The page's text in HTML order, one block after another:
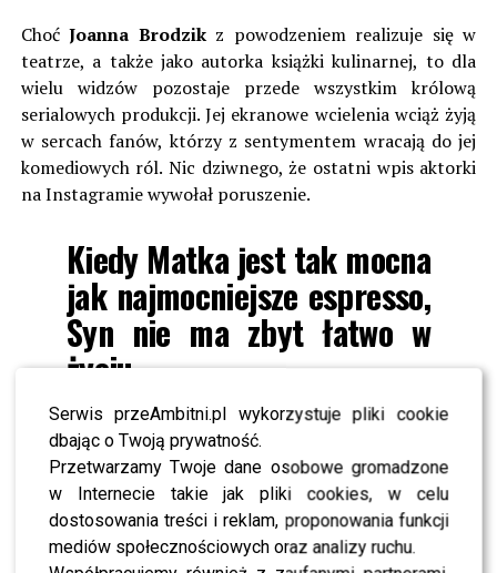
Serwis przeAmbitni.pl wykorzystuje pliki cookie
dbając o Twoją prywatność.
Przetwarzamy Twoje dane osobowe gromadzone
w Internecie takie jak pliki cookies, w celu
dostosowania treści i reklam, proponowania funkcji
mediów społecznościowych oraz analizy ruchu.
ChoćJoanna Brodzikz powodzeniem realizuje się w
teatrze, a także jako autorka książki kulinarnej, to dla
wielu widzów pozostaje przede wszystkim królową
serialowych produkcji. Jej ekranowe wcielenia wciąż żyją
w sercach fanów, którzy z sentymentem wracają do jej
komediowych ról. Nic dziwnego, że ostatni wpis aktorki
na Instagramie wywołał poruszenie.
Kiedy Matka jest tak mocna
jak najmocniejsze espresso,
Syn nie ma zbyt łatwo w
życiu…
Nowy projekt! Już jesienią –
napisała.
Tajemniczy ton i celowe niedopowiedzenie wywołały
lawinę komentarzy. Fani natychmiast ruszyli z
domysłami.